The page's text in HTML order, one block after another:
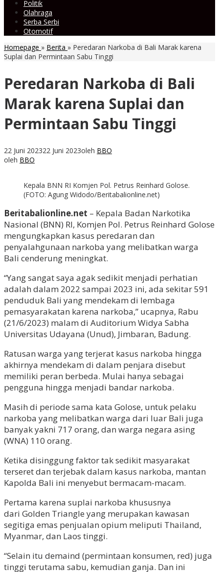
Politik
Olahraga
Serba Serbi
Otomotif
Homepage » Berita » Peredaran Narkoba di Bali Marak karena
Suplai dan Permintaan Sabu Tinggi
Peredaran Narkoba di Bali
Marak karena Suplai dan
Permintaan Sabu Tinggi
22 Juni 202322 Juni 2023oleh BBO
oleh BBO
Kepala BNN RI Komjen Pol. Petrus Reinhard Golose.
(FOTO: Agung Widodo/Beritabalionline.net)
Beritabalionline.net – Kepala Badan Narkotika
Nasional (BNN) RI, Komjen Pol. Petrus Reinhard Golose
mengungkapkan kasus peredaran dan
penyalahgunaan narkoba yang melibatkan warga
Bali cenderung meningkat.
“Yang sangat saya agak sedikit menjadi perhatian
adalah dalam 2022 sampai 2023 ini, ada sekitar 591
penduduk Bali yang mendekam di lembaga
pemasyarakatan karena narkoba,” ucapnya, Rabu
(21/6/2023) malam di Auditorium Widya Sabha
Universitas Udayana (Unud), Jimbaran, Badung.
Ratusan warga yang terjerat kasus narkoba hingga
akhirnya mendekam di dalam penjara disebut
memiliki peran berbeda. Mulai hanya sebagai
pengguna hingga menjadi bandar narkoba.
Masih di periode sama kata Golose, untuk pelaku
narkoba yang melibatkan warga dari luar Bali juga
banyak yakni 717 orang, dan warga negara asing
(WNA) 110 orang.
Ketika disinggung faktor tak sedikit masyarakat
terseret dan terjebak dalam kasus narkoba, mantan
Kapolda Bali ini menyebut bermacam-macam.
Pertama karena suplai narkoba khususnya
dari Golden Triangle yang merupakan kawasan
segitiga emas penjualan opium meliputi Thailand,
Myanmar, dan Laos tinggi.
“Selain itu demaind (permintaan konsumen, red) juga
tinggi terutama sabu, kemudian ganja. Dan ini